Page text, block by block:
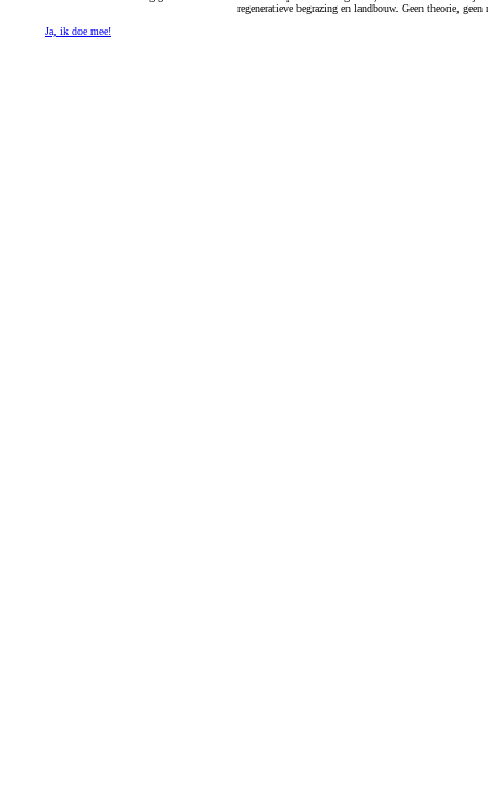
regeneratieve begrazing en landbouw. Geen theorie,
Ja, ik doe mee!